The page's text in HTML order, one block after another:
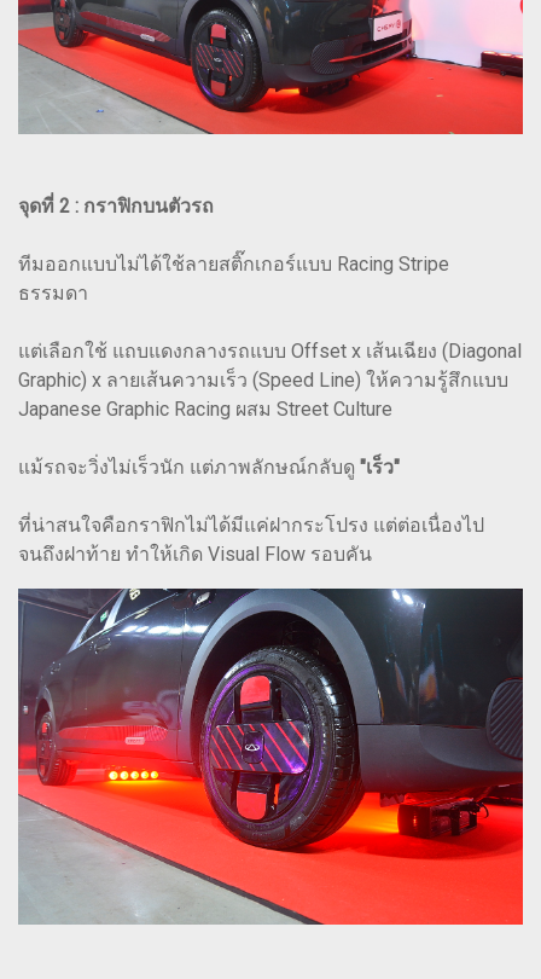
จุดที่ 2 : กราฟิกบนตัวรถ
ทีมออกแบบไม่ได้ใช้ลายสติ๊กเกอร์แบบ Racing Stripe
ธรรมดา
แต่เลือกใช้ แถบแดงกลางรถแบบ Offset x เส้นเฉียง (Diagonal
Graphic) x ลายเส้นความเร็ว (Speed Line) ให้ความรู้สึกแบบ
Japanese Graphic Racing ผสม Street Culture
แม้รถจะวิ่งไม่เร็วนัก แต่ภาพลักษณ์กลับดู "เร็ว"
ที่น่าสนใจคือกราฟิกไม่ได้มีแค่ฝากระโปรง แต่ต่อเนื่องไป
จนถึงฝาท้าย ทำให้เกิด Visual Flow รอบคัน